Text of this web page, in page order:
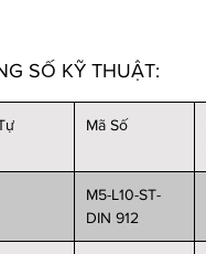
SỐ KỸ THUẬT:
Mã Số
M5-L10-ST-
DIN 912